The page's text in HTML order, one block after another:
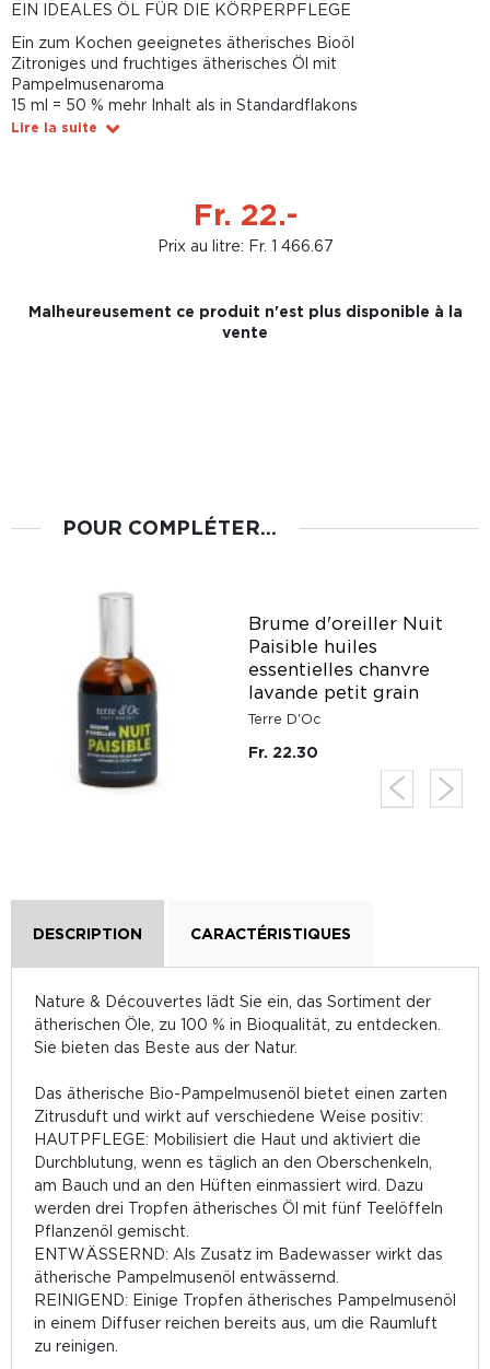
EIN IDEALES ÖL FÜR DIE KÖRPERPFLEGE
Ein zum Kochen geeignetes ätherisches Bioöl
Zitroniges und fruchtiges ätherisches Öl mit
Pampelmusenaroma
15 ml = 50 % mehr Inhalt als in Standardflakons
Lire la suite
Fr. 22.-
Prix au litre: Fr. 1 466.67
Malheureusement ce produit n'est plus disponible à la
vente
POUR COMPLÉTER...
Brume d'oreiller Nuit
Paisible huiles
essentielles chanvre
lavande petit grain
Terre D'Oc
Fr. 22.30
DESCRIPTION CARACTÉRISTIQUES
Nature & Découvertes lädt Sie ein, das Sortiment der
ätherischen Öle, zu 100 % in Bioqualität, zu entdecken.
Sie bieten das Beste aus der Natur.
Das ätherische Bio-Pampelmusenöl bietet einen zarten
Zitrusduft und wirkt auf verschiedene Weise positiv:
HAUTPFLEGE: Mobilisiert die Haut und aktiviert die
Durchblutung, wenn es täglich an den Oberschenkeln,
am Bauch und an den Hüften einmassiert wird. Dazu
werden drei Tropfen ätherisches Öl mit fünf Teelöffeln
Pflanzenöl gemischt.
ENTWÄSSERND: Als Zusatz im Badewasser wirkt das
ätherische Pampelmusenöl entwässernd.
REINIGEND: Einige Tropfen ätherisches Pampelmusenöl
in einem Diffuser reichen bereits aus, um die Raumluft
zu reinigen.